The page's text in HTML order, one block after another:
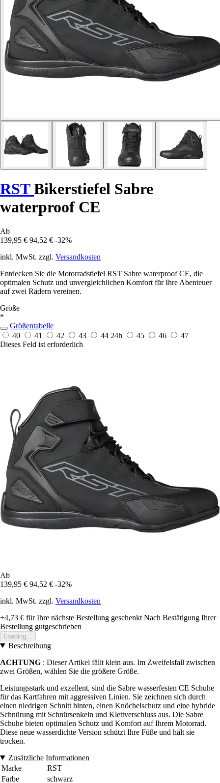
RSTBikerstiefel Sabre
waterproof CE
Ab
139,95 € 94,52 € -32%
inkl. MwSt. zzgl. Versandkosten
Entdecken Sie die Motorradstiefel RST Sabre waterproof CE, die
optimalen Schutz und unvergleichlichen Komfort für Ihre Abenteuer
auf zwei Rädern vereinen.
Größe
*
Größentabelle
40
41 42 43 44 24h 45 46
47
Dieses Feld ist erforderlich
Ab
139,95 € 94,52 € -32%
inkl. MwSt. zzgl. Versandkosten
+4,73 € für Ihre nächste Bestellung geschenkt Nach Bestätigung Ihrer
Bestellung gutgeschrieben
Loading...
Beschreibung
ACHTUNG : Dieser Artikel fällt klein aus. Im Zweifelsfall zwischen
zwei Größen, wählen Sie die größere Größe.
Leistungsstark und exzellent, sind die Sabre wasserfesten CE Schuhe
für das Kartfahren mit aggressiven Linien. Sie zeichnen sich durch
einen niedrigen Schnitt hinten, einen Knöchelschutz und eine hybride
Schnürung mit Schnürsenkeln und Klettverschluss aus. Die Sabre
Schuhe bieten optimalen Schutz und Komfort auf Ihrem Motorrad.
Diese neue wasserdichte Version schützt Ihre Füße und hält sie
trocken.
Zusätzliche Informationen
Marke
RST
Farbe
schwarz